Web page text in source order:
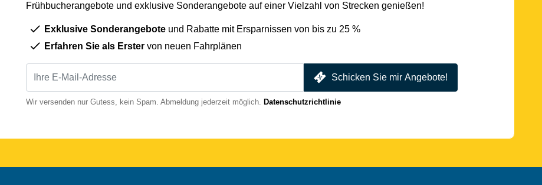
Frühbucherangebote und exklusive Sonderangebote auf einer Vielzahl von Strecken genießen!
Exklusive Sonderangebote und Rabatte mit Ersparnissen von bis zu 25 %
Erfahren Sie als Erster von neuen Fahrplänen
Schicken Sie mir Angebote!
Wir versenden nur Gutess, kein Spam. Abmeldung jederzeit möglich. Datenschutzrichtlinie